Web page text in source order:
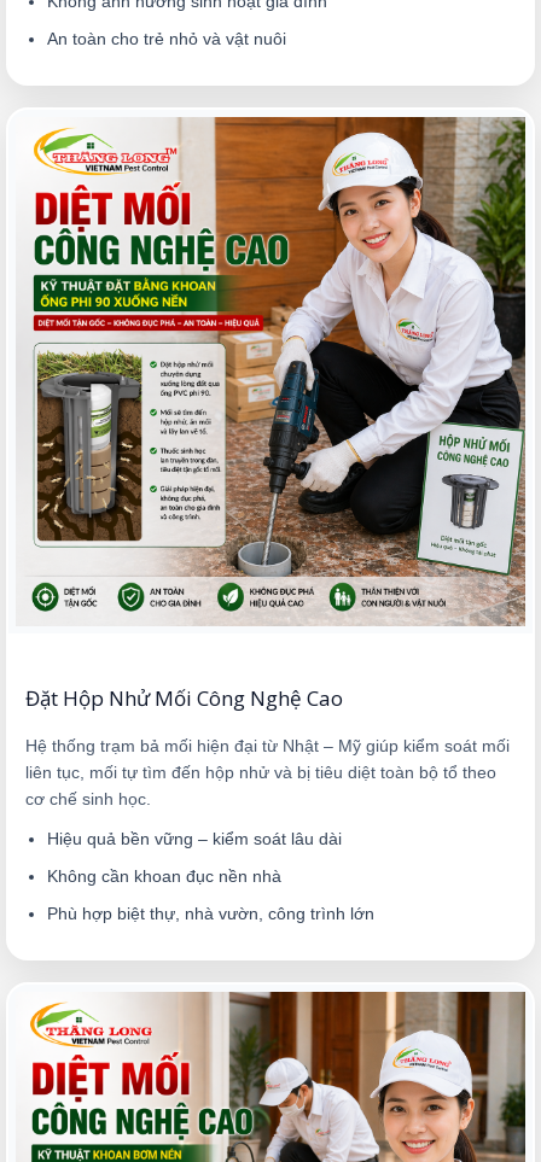
An toàn cho trẻ nhỏ và vật nuôi
Đặt Hộp Nhử Mối Công Nghệ Cao
Hệ thống trạm bả mối hiện đại từ Nhật – Mỹ giúp kiểm soát mối
liên tục, mối tự tìm đến hộp nhử và bị tiêu diệt toàn bộ tổ theo
cơ chế sinh học.
Hiệu quả bền vững – kiểm soát lâu dài
Không cần khoan đục nền nhà
Phù hợp biệt thự, nhà vườn, công trình lớn